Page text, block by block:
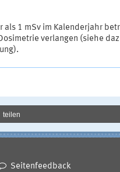
1 mSv im Kalenderjahr
verlangen (siehe
teilen
Seitenfeedback